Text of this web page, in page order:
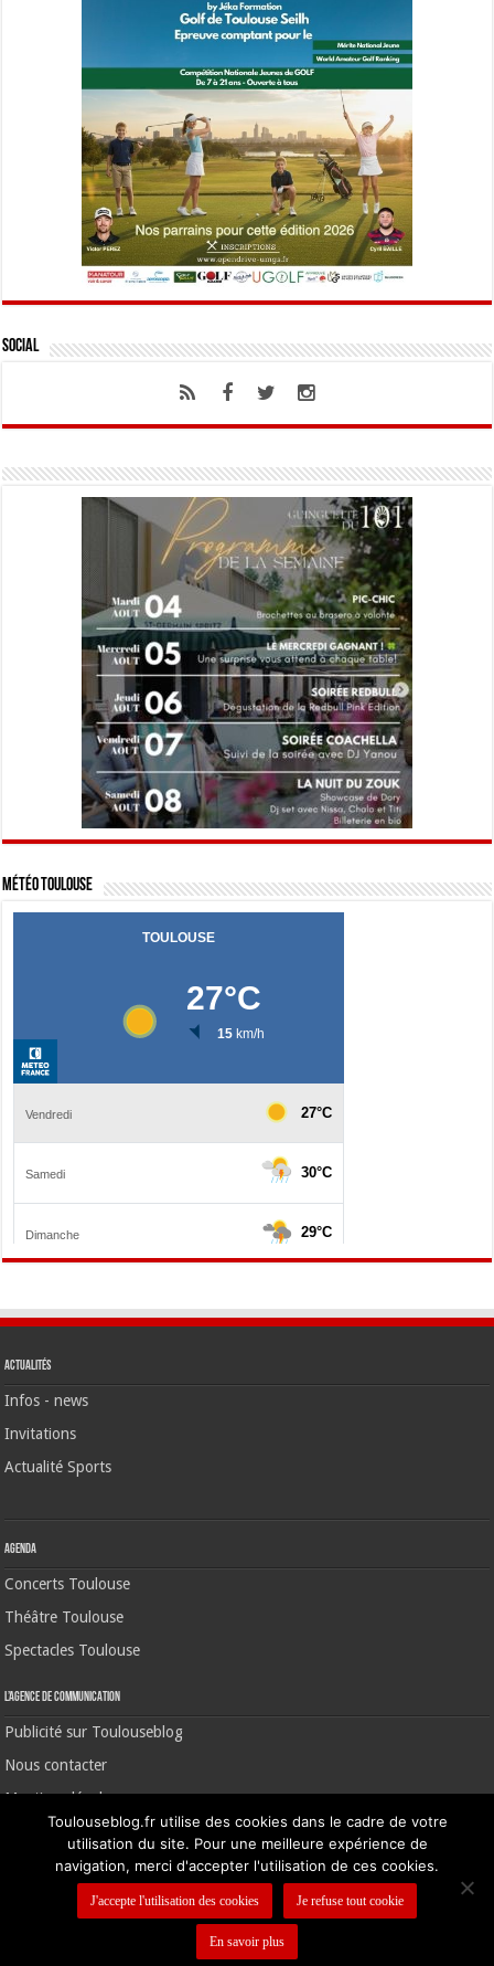
Social
Météo Toulouse
Actualités
Infos - news
Invitations
Actualité Sports
Agenda
Concerts Toulouse
Théâtre Toulouse
Spectacles Toulouse
L’agence de communication
Publicité sur Toulouseblog
Nous contacter
Mentions légales
©2006-2026 Toulouse Blog | CNIL N° 1391640
Nous contacter Mentions légales
Toulouseblog.fr utilise des cookies dans le cadre de votre
utilisation du site. Pour une meilleure expérience de
navigation, merci d'accepter l'utilisation de ces cookies.
J'accepte l'utilisation des cookies Je refuse tout cookie
En savoir plus